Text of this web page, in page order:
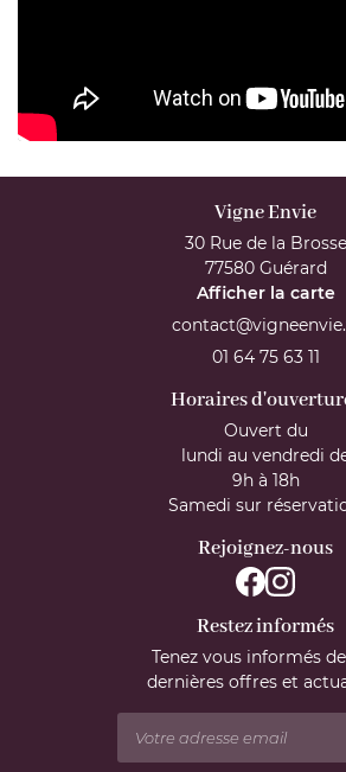
Vigne Envie
30 Rue de la Brosse
77580 Guérard
Afficher la carte
01 64 75 63 11
Horaires
Ouvert du
lundi au vendredi
9h à 18h
Samedi sur
Rejoignez-nous
Restez informés
Tenez vous informés
dernières offres et